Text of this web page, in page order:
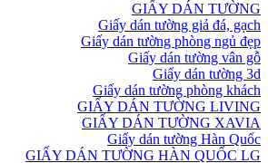
GIẤY DÁN TƯỜNG
Giấy dán tường giả đá, gạch
Giấy dán tường phòng ngủ đẹp
Giấy dán tường vân gỗ
Giấy dán tường 3d
Giấy dán tường phòng khách
GIẤY DÁN TƯỜNG LIVING
GIẤY DÁN TƯỜNG XAVIA
Giấy dán tường Hàn Quốc
GIẤY DÁN TƯỜNG HÀN QUỐC LG